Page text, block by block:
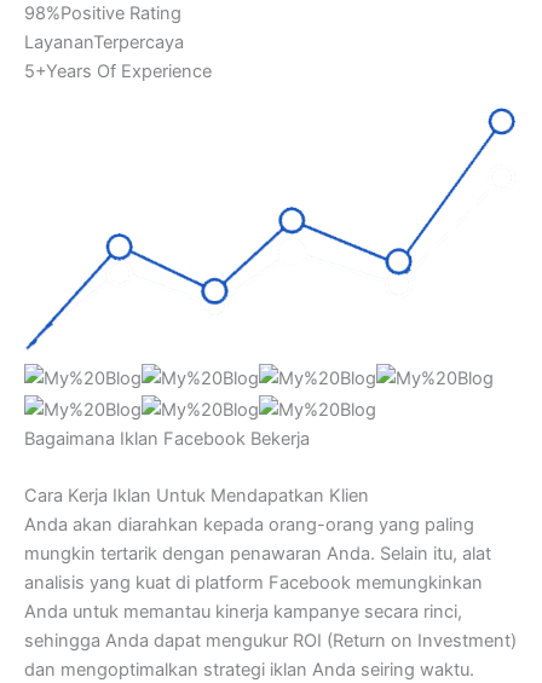
98%Positive Rating
LayananTerpercaya
5+Years Of Experience
Bagaimana Iklan Facebook Bekerja
Cara Kerja Iklan Untuk Mendapatkan Klien
Anda akan diarahkan kepada orang-orang yang paling
mungkin tertarik dengan penawaran Anda. Selain itu, alat
analisis yang kuat di platform Facebook memungkinkan
Anda untuk memantau kinerja kampanye secara rinci,
sehingga Anda dapat mengukur ROI (Return on Investment)
dan mengoptimalkan strategi iklan Anda seiring waktu.